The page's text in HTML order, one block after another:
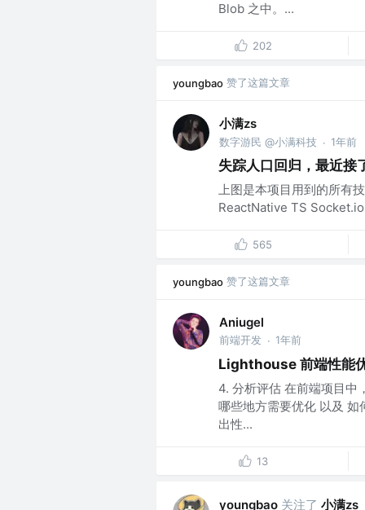
Blob 之中。...
202
youngbao 赞了这篇文章
小满zs
数字游民 @小满科技 · 1年前
失踪人口回归，最近接
上图是本项目用到的所有
ReactNative TS
565
youngbao 赞了这篇文章
Aniugel
前端开发 · 1年前
Lighthouse 前端性能
4. 分析评估 在前端项目中
哪些地方需要优化 以及
出性...
13
youngbao 关注了 小满zs